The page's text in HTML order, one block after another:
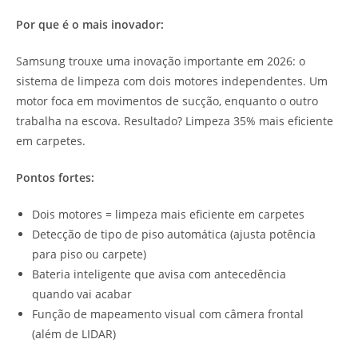
Por que é o mais inovador:
Samsung trouxe uma inovação importante em 2026: o
sistema de limpeza com dois motores independentes. Um
motor foca em movimentos de sucção, enquanto o outro
trabalha na escova. Resultado? Limpeza 35% mais eficiente
em carpetes.
Pontos fortes:
Dois motores = limpeza mais eficiente em carpetes
Detecção de tipo de piso automática (ajusta potência
para piso ou carpete)
Bateria inteligente que avisa com antecedência
quando vai acabar
Função de mapeamento visual com câmera frontal
(além de LIDAR)